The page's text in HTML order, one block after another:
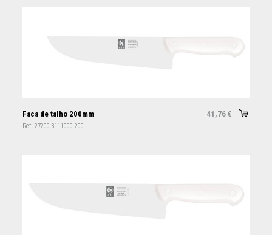
Faca de talho 200mm 41,76 €
Ref: 27200.3111000.200